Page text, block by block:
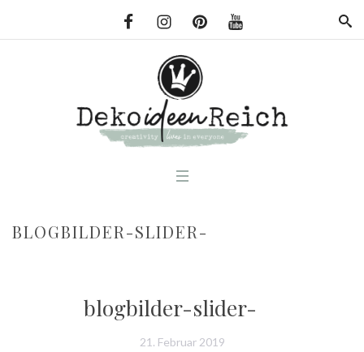
BLOGBILDER-SLIDER-
blogbilder-slider-
21. Februar 2019